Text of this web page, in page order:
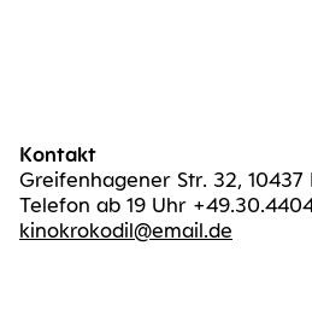
Kontakt
Greifenhagener Str. 32, 10437
Telefon ab 19 Uhr
kinokrokodil@email.de